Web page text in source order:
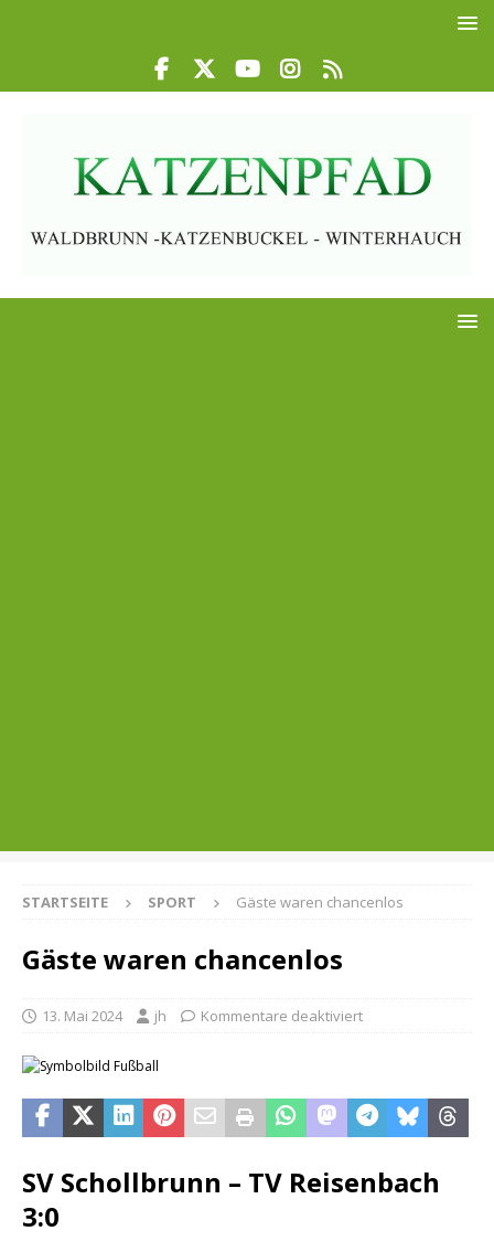
STARTSEITE SPORT Gäste waren chancenlos
Gäste waren chancenlos
13. Mai 2024 jh Kommentare deaktiviert
SV Schollbrunn – TV Reisenbach
3:0